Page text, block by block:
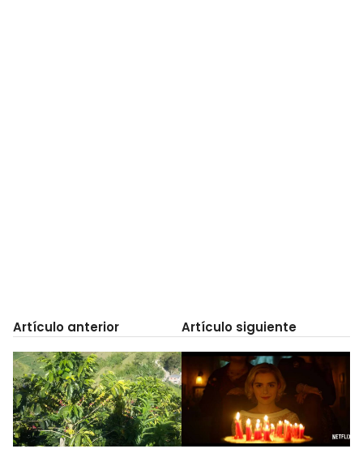
Artículo anterior Artículo siguiente